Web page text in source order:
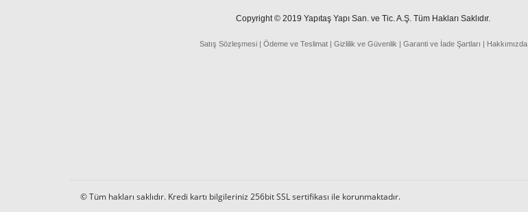
Copyright © 2019 Yapıtaş Yapı San. ve Tic. A.Ş. Tüm Hakları Saklıdır.
Satış Sözleşmesi| Ödeme ve Teslimat| Gizlilik ve Güvenlik | Garanti ve İade Şartları | Hakkımızda
© Tüm hakları saklıdır. Kredi kartı bilgileriniz 256bit SSL sertifikası ile korunmaktadır.